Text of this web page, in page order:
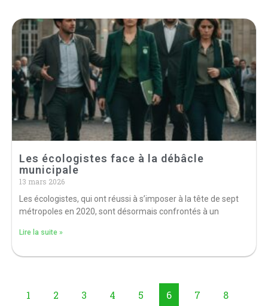
Les écologistes face à la débâcle
municipale
13 mars 2026
Les écologistes, qui ont réussi à s’imposer à la tête de sept
métropoles en 2020, sont désormais confrontés à un
Lire la suite »
1 2 3 4 5 6 7
8